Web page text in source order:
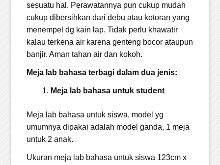
sesuatu hal. Perawatannya pun cukup mudah
cukup dibersihkan dari debu atau kotoran yang
menempel dg kain lap. Tidak perlu khawatir
kalau terkena air karena genteng bocor ataupun
banjir. Aman tahan air dan kokoh.
Meja lab bahasa terbagi dalam dua jenis:
Meja lab bahasa untuk student
Meja lab bahasa untuk siswa, model yg
umumnya dipakai adalah model ganda, 1 meja
untuk 2 anak.
Ukuran meja lab bahasa untuk siswa 123cm x